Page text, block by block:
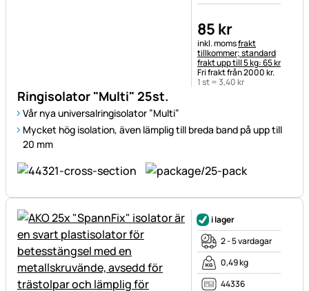
Ringisolator "Multi" 25st.
Vår nya universalringisolator ”Multi”
Mycket hög isolation, även lämplig till breda band på upp till
20 mm
85 kr
Skatteinformation:
inkl. momsfrakt
tillkommer; standard
frakt upp till 5 kg: 65 kr
Fri frakt från 2000 kr.
1 st =3,40kr
i lager
2 - 5 vardagar
0,49 kg
44336